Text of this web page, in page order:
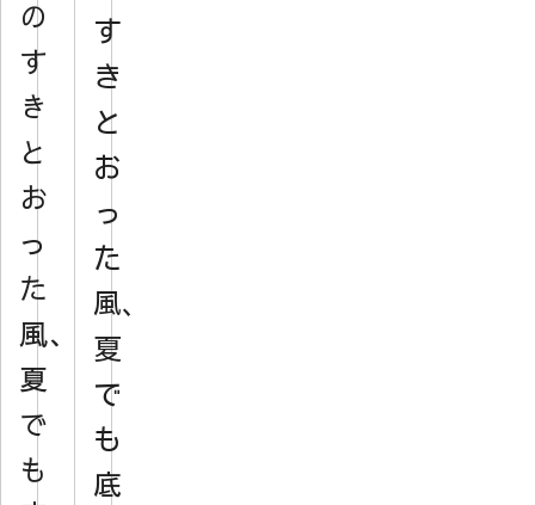
の
す
き
と
お
っ
た
風、
夏
で
も
す
き
と
お
っ
た
風、
夏
で
も
底